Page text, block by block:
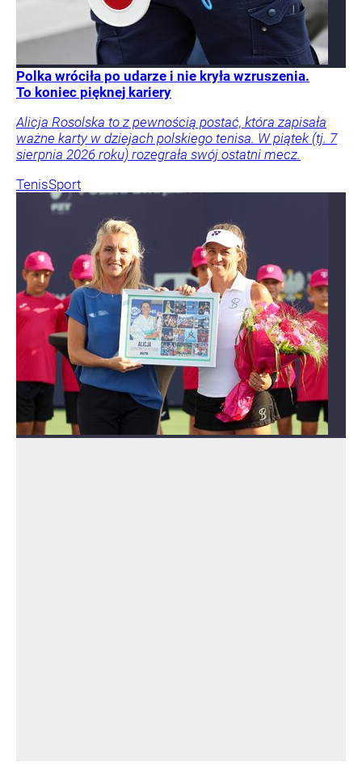
Polka wróciła po udarze i nie kryła wzruszenia.
To koniec pięknej kariery
Alicja Rosolska to z pewnością postać, która zapisała
ważne karty w dziejach polskiego tenisa. W piątek (tj. 7
sierpnia 2026 roku) rozegrała swój ostatni mecz.
TenisSport